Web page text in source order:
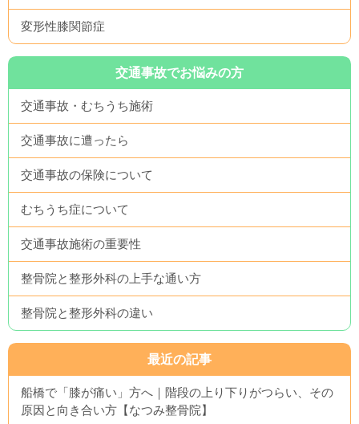
変形性膝関節症
交通事故でお悩みの方
交通事故・むちうち施術
交通事故に遭ったら
交通事故の保険について
むちうち症について
交通事故施術の重要性
整骨院と整形外科の上手な通い方
整骨院と整形外科の違い
最近の記事
船橋で「膝が痛い」方へ｜階段の上り下りがつらい、その
原因と向き合い方【なつみ整骨院】